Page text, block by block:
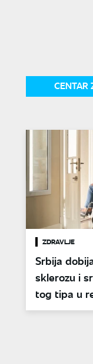
CENTAR
ZDRAVLJE
Srbija
sklerozu i
tog tipa u